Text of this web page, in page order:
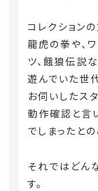
コレクション
龍虎の拳や、
ツ、餓狼伝説
遊んでいた世
お伺いしたス
動作確認と言
でしまったとの
それではどん
す。